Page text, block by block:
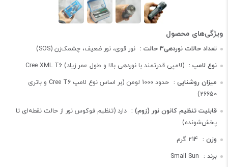
تعداد حالات نوردهی3 حالت :
نور قوی، نور ضعیف، چشمک‌زن (SOS)
نوع لامپ : Cree XML T6 (لامپی قدرتمند با نوردهی بالا و طول عمر زیاد)
میزان روشنایی :
حدود 1000 لومن (بر اساس نوع لامپ Cree T6 و باتری
26650)
قابلیت تنظیم کانون نور (زوم) : دارد (تنظیم فوکوس نور از حالت نقطه‌ای تا
پخش‌شونده)
وزن : 214 گرم
برند : Small Sun